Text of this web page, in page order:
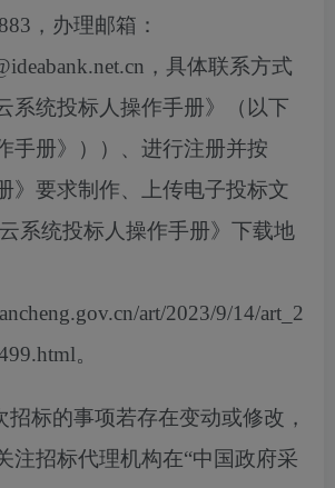
，办理邮箱：
，具体联系方式
系统投标人操作手册》（以下
手册》））、进行注册并按
》要求制作、上传电子投标文
系统投标人操作手册》下载地
art/2023/9/14/art_2
。
招标的事项若存在变动或修改，
注招标代理机构在“中国政府采